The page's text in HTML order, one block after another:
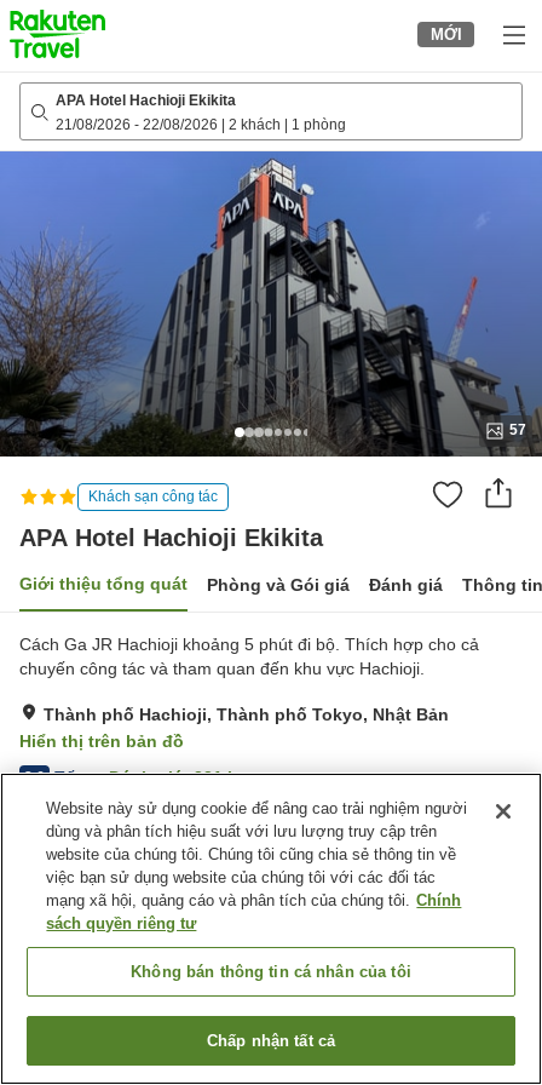
to
top
page
MỚI
APA Hotel Hachioji Ekikita
21/08/2026 - 22/08/2026 2 khách 1 phòng
57
Khách sạn công tác
APA Hotel Hachioji Ekikita
Giới thiệu tổng quát Phòng và Gói giá Đánh giá Thông
Cách Ga JR Hachioji khoảng 5 phút đi bộ. Thích hợp cho cả
chuyến công tác và tham quan đến khu vực Hachioji.
Thành phố Hachioji, Thành phố Tokyo, Nhật Bản
Hiển thị trên bản đồ
3.6 Tốt Đánh giá:321lượt
Tiện nghi chỗ nghỉ
Wi-Fi
Máy bán hàng tự động
Lò vi sóng (dùng chung)
Quầy Lễ Tân 24h
Nhật Bản Thành phố Tokyo
Thành phố Hachioji
APA Hotel Hachioji Ekikita
Tìm phòng trống
Website này sử dụng cookie để nâng cao trải nghiệm người
dùng và phân tích hiệu suất với lưu lượng truy cập trên
website của chúng tôi. Chúng tôi cũng chia sẻ thông tin về
việc bạn sử dụng website của chúng tôi với các đối tác
mạng xã hội, quảng cáo và phân tích của chúng tôi. Chính
sách quyền riêng tư
Không bán thông tin cá nhân của tôi
Chấp nhận tất cả